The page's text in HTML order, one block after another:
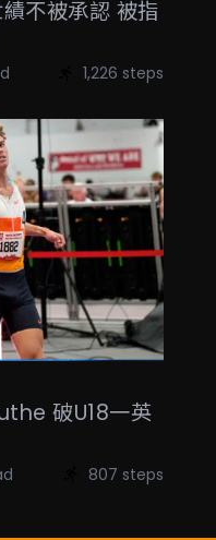
不被承認 被指
1,226 steps
破U18一英
807 steps